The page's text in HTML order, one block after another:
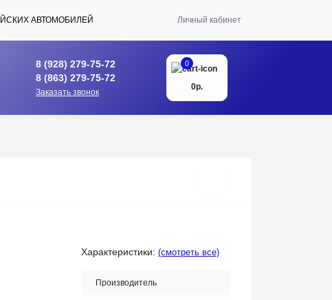
АВТОМОБИЛЕЙ Личный кабинет
8 (928) 279-75-72
8 (863) 279-75-72
Заказать звонок
0
0р.
Характеристики: (смотреть все)
Производитель